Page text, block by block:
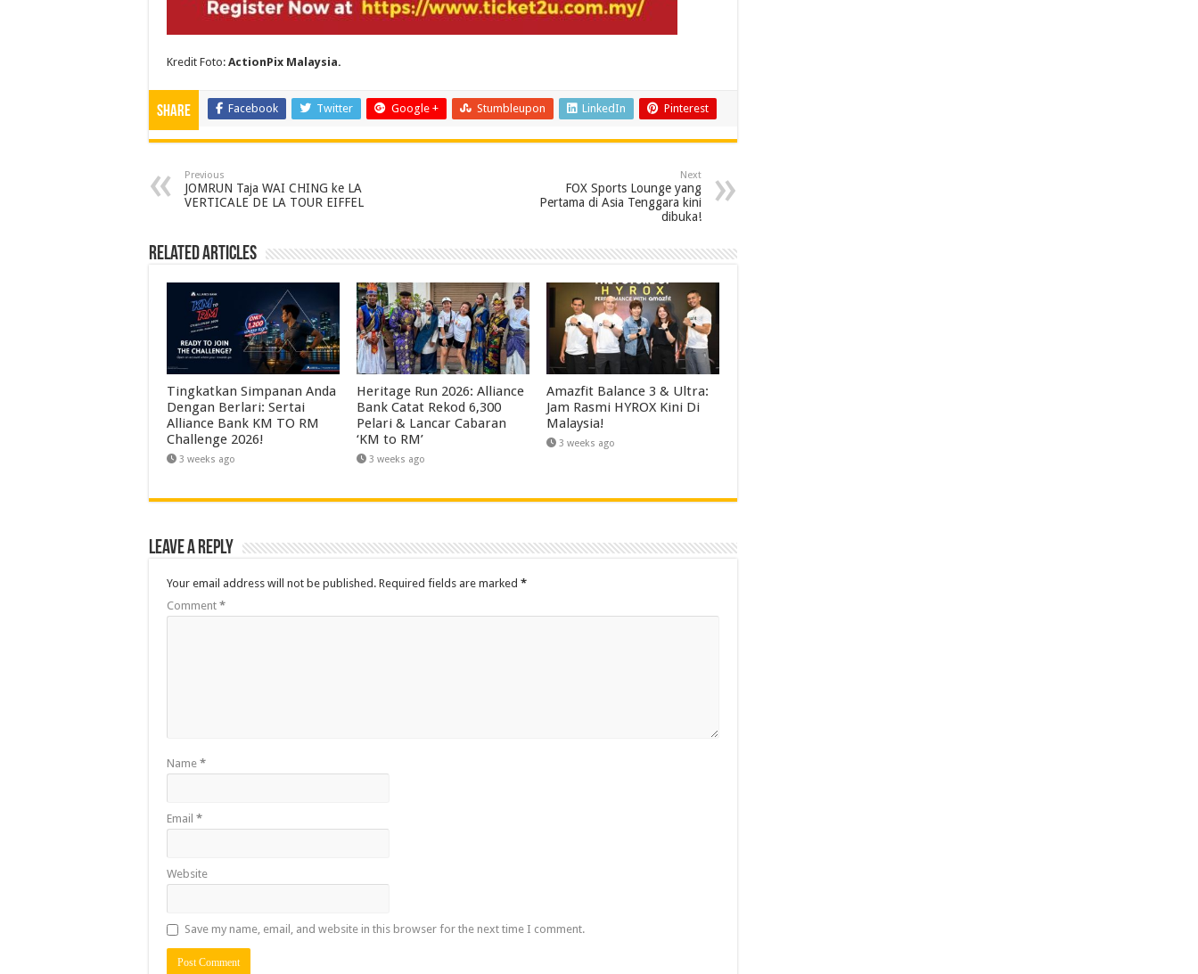
Kredit Foto: ActionPix Malaysia.
Share Facebook Twitter Google + Stumbleupon LinkedIn Pinterest
Previous
JOMRUN Taja WAI CHING ke LA
VERTICALE DE LA TOUR EIFFEL
Next
FOX Sports Lounge yang
Pertama di Asia Tenggara kini
dibuka!
Related Articles
Tingkatkan Simpanan Anda
Dengan Berlari: Sertai
Alliance Bank KM TO RM
Challenge 2026!
3 weeks ago
Heritage Run 2026: Alliance
Bank Catat Rekod 6,300
Pelari & Lancar Cabaran
‘KM to RM’
3 weeks ago
Amazfit Balance 3 & Ultra:
Jam Rasmi HYROX Kini Di
Malaysia!
3 weeks ago
Leave a Reply
Your email address will not be published. Required fields are marked *
Comment *
Name *
Email *
Website
Save my name, email, and website in this browser for the next time I comment.